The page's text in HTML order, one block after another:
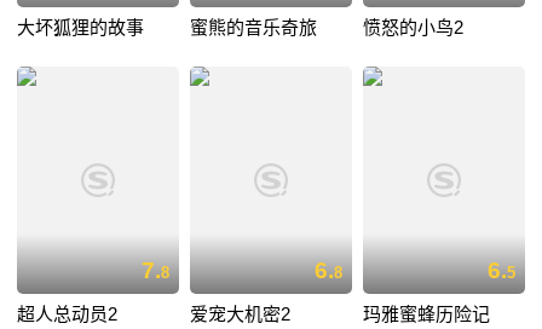
大坏狐狸的故事 蜜熊的音乐奇旅 愤怒的小鸟2
7.8
超人总动员2
6.8
爱宠大机密2
6.5
玛雅蜜蜂历险记